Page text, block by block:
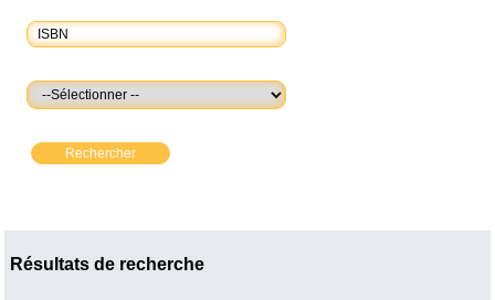
Rechercher
Résultats de recherche